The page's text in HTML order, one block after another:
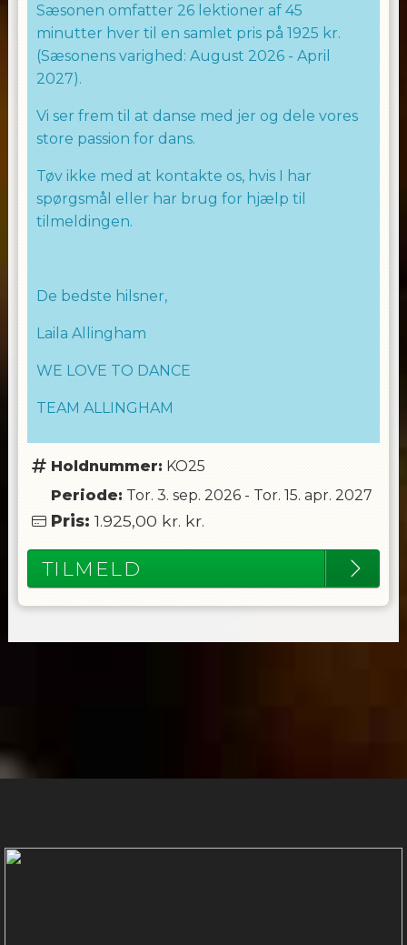
Sæsonen omfatter 26 lektioner af 45
minutter hver til en samlet pris på 1925 kr.
(Sæsonens varighed: August 2026 - April
2027).
Vi ser frem til at danse med jer og dele vores
store passion for dans.
Tøv ikke med at kontakte os, hvis I har
spørgsmål eller har brug for hjælp til
tilmeldingen.
De bedste hilsner,
Laila Allingham
WE LOVE TO DANCE
TEAM ALLINGHAM
Holdnummer: KO25
Periode: Tor. 3. sep. 2026- Tor. 15. apr. 2027
Pris: 1.925,00 kr. kr.
TILMELD